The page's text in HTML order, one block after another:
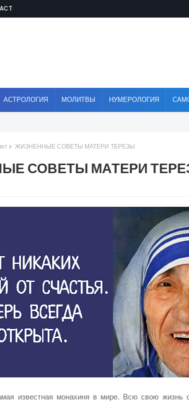
АСТРОЛОГИЯ МОЛИТВЫ НУМЕРОЛОГИЯ
ЖИЗНЕННЫЕ СОВЕТЫ МАТЕРИ ТЕРЕЗЫ
СОВЕТЫ МАТЕРИ
известная монахиня в мире. Всю свою жизнь